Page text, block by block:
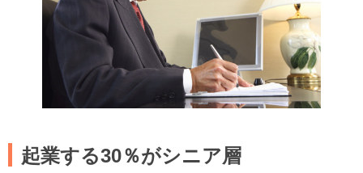
起業する30％がシニア層